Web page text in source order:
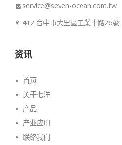
service@seven-ocean.com.tw
412 台中市大里區工業十路26號
资讯
首页
关于七洋
产品
产业应用
联络我们